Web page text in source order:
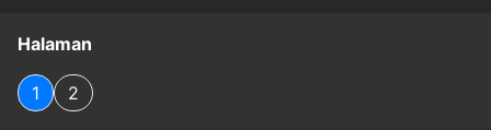
Halaman
1 2